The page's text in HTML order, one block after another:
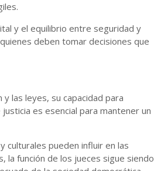
y el equilibrio entre seguridad y
deben tomar decisiones que
las leyes, su capacidad para
es esencial para mantener un
culturales pueden influir en las
la función de los jueces sigue siendo